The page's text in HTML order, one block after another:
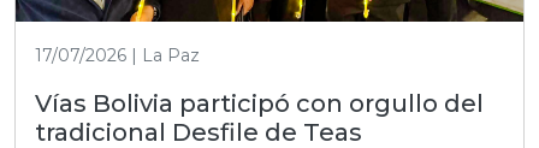
17/07/2026 | La Paz
Vías Bolivia participó con orgullo del
tradicional Desfile de Teas